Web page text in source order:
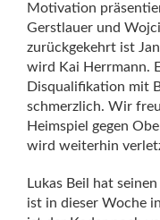
Motivation
Gerstlauer und
zurückgekehrt ist
wird Kai Herrmann.
Disqualifikation mit
schmerzlich. Wir
Heimspiel gegen
wird weiterhin
Lukas Beil hat
ist in dieser Woche